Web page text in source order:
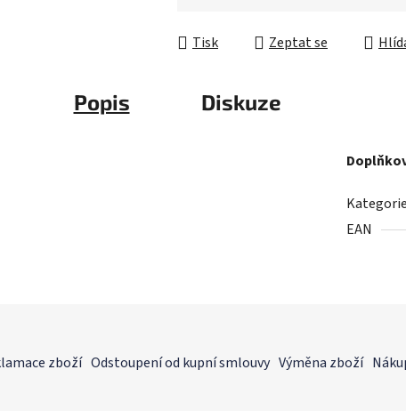
Tisk Zeptat se
Popis Diskuze
Kategorie
EAN
zboží Odstoupení od kupní smlouvy Výměna zboží